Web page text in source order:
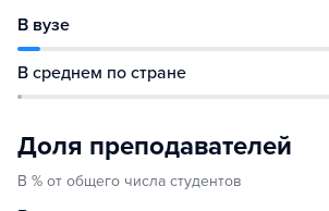
В вузе
В среднем по стране
Доля преподавателей
В % от общего числа студентов